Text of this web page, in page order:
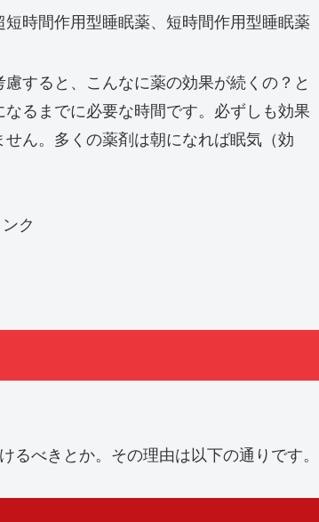
時間作用型睡眠薬、短時間作用型睡眠薬
すると、こんなに薬の効果が続くの？と
るまでに必要な時間です。必ずしも効果
ん。多くの薬剤は朝になれば眠気（効
ク
るべきとか。その理由は以下の通りです。